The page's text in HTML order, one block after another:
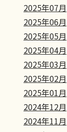
2025年07月
2025年06月
2025年05月
2025年04月
2025年03月
2025年02月
2025年01月
2024年12月
2024年11月